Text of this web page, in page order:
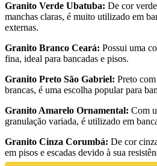
Granito Verde Ubatuba: De cor
manchas claras, é muito utilizado em
externas.
Granito Branco Ceará: Possui uma
fina, ideal para bancadas e pisos.
Granito Preto São Gabriel: Preto
brancas, é uma escolha popular para
Granito Amarelo Ornamental: Com
granulação variada, é utilizado em
Granito Cinza Corumbá: De cor
em pisos e escadas devido à sua